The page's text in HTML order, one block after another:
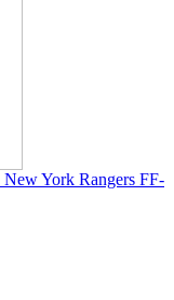
York Rangers FF-